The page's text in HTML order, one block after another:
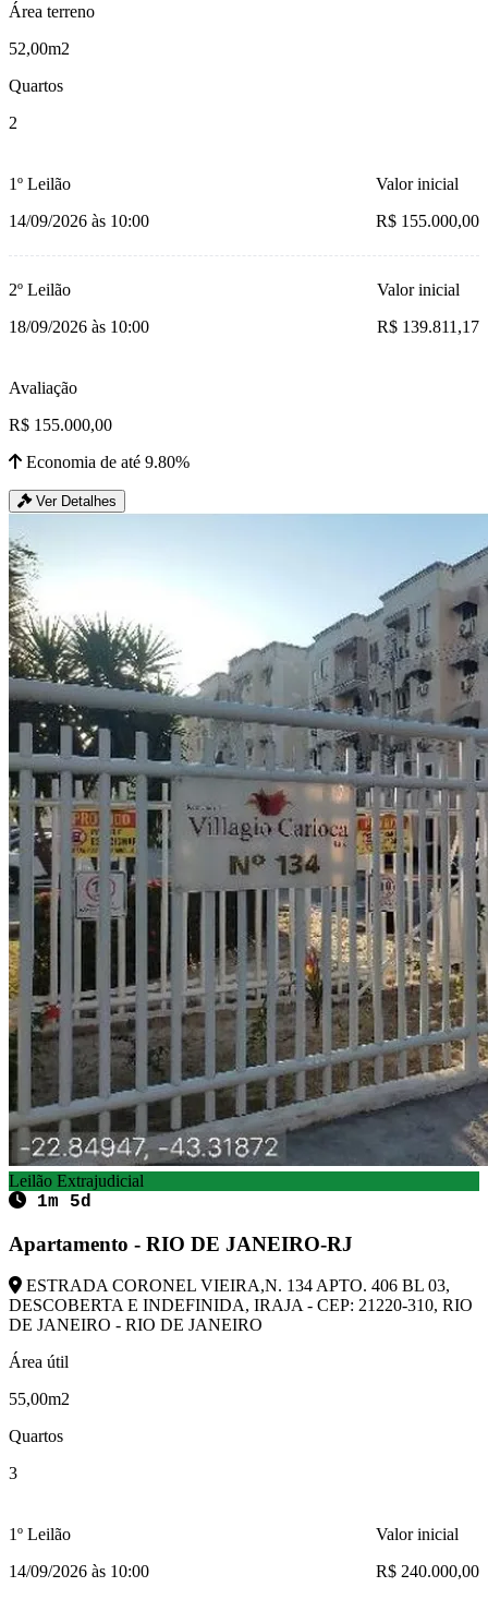
Área terreno
52,00m2
Quartos
2
1º Leilão
14/09/2026 às 10:00
Valor inicial
R$ 155.000,00
2º Leilão
18/09/2026 às 10:00
Valor inicial
R$ 139.811,17
Avaliação
R$ 155.000,00
Economia de até 9.80%
Ver Detalhes
Leilão Extrajudicial
1m 5d
Apartamento - RIO DE JANEIRO-RJ
ESTRADA CORONEL VIEIRA,N. 134 APTO. 406 BL 03,
DESCOBERTA E INDEFINIDA, IRAJA - CEP: 21220-310, RIO
DE JANEIRO - RIO DE JANEIRO
Área útil
55,00m2
Quartos
3
1º Leilão
14/09/2026 às 10:00
Valor inicial
R$ 240.000,00